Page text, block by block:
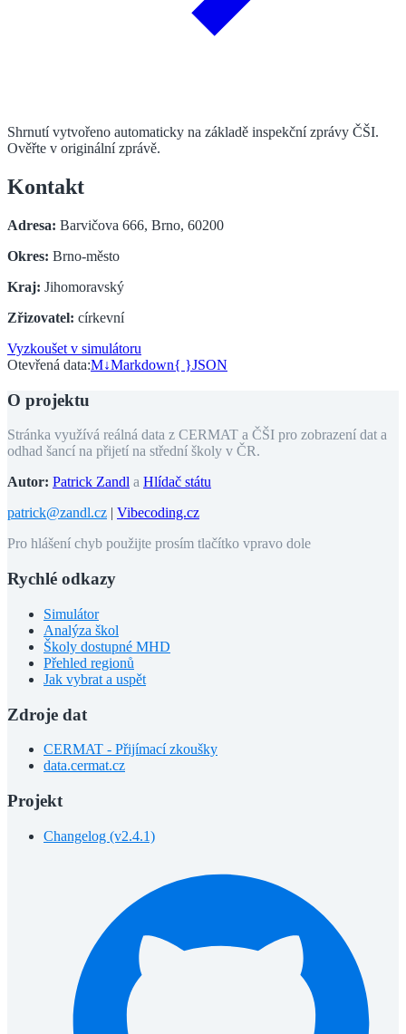
Shrnutí vytvořeno automaticky na základě inspekční zprávy ČŠI.
Ověřte v originální zprávě.
Kontakt
Adresa: Barvičova 666, Brno, 60200
Okres: Brno-město
Kraj: Jihomoravský
Zřizovatel: církevní
Vyzkoušet v simulátoru
Otevřená data:M↓Markdown{ }JSON
O projektu
Stránka využívá reálná data z CERMAT a ČŠI pro zobrazení dat a
odhad šancí na přijetí na střední školy v ČR.
Autor: Patrick Zandl a Hlídač státu
patrick@zandl.cz | Vibecoding.cz
Pro hlášení chyb použijte prosím tlačítko vpravo dole
Rychlé odkazy
Simulátor
Analýza škol
Školy dostupné MHD
Přehled regionů
Jak vybrat a uspět
Zdroje dat
CERMAT - Přijímací zkoušky
data.cermat.cz
Projekt
Changelog (v2.4.1)